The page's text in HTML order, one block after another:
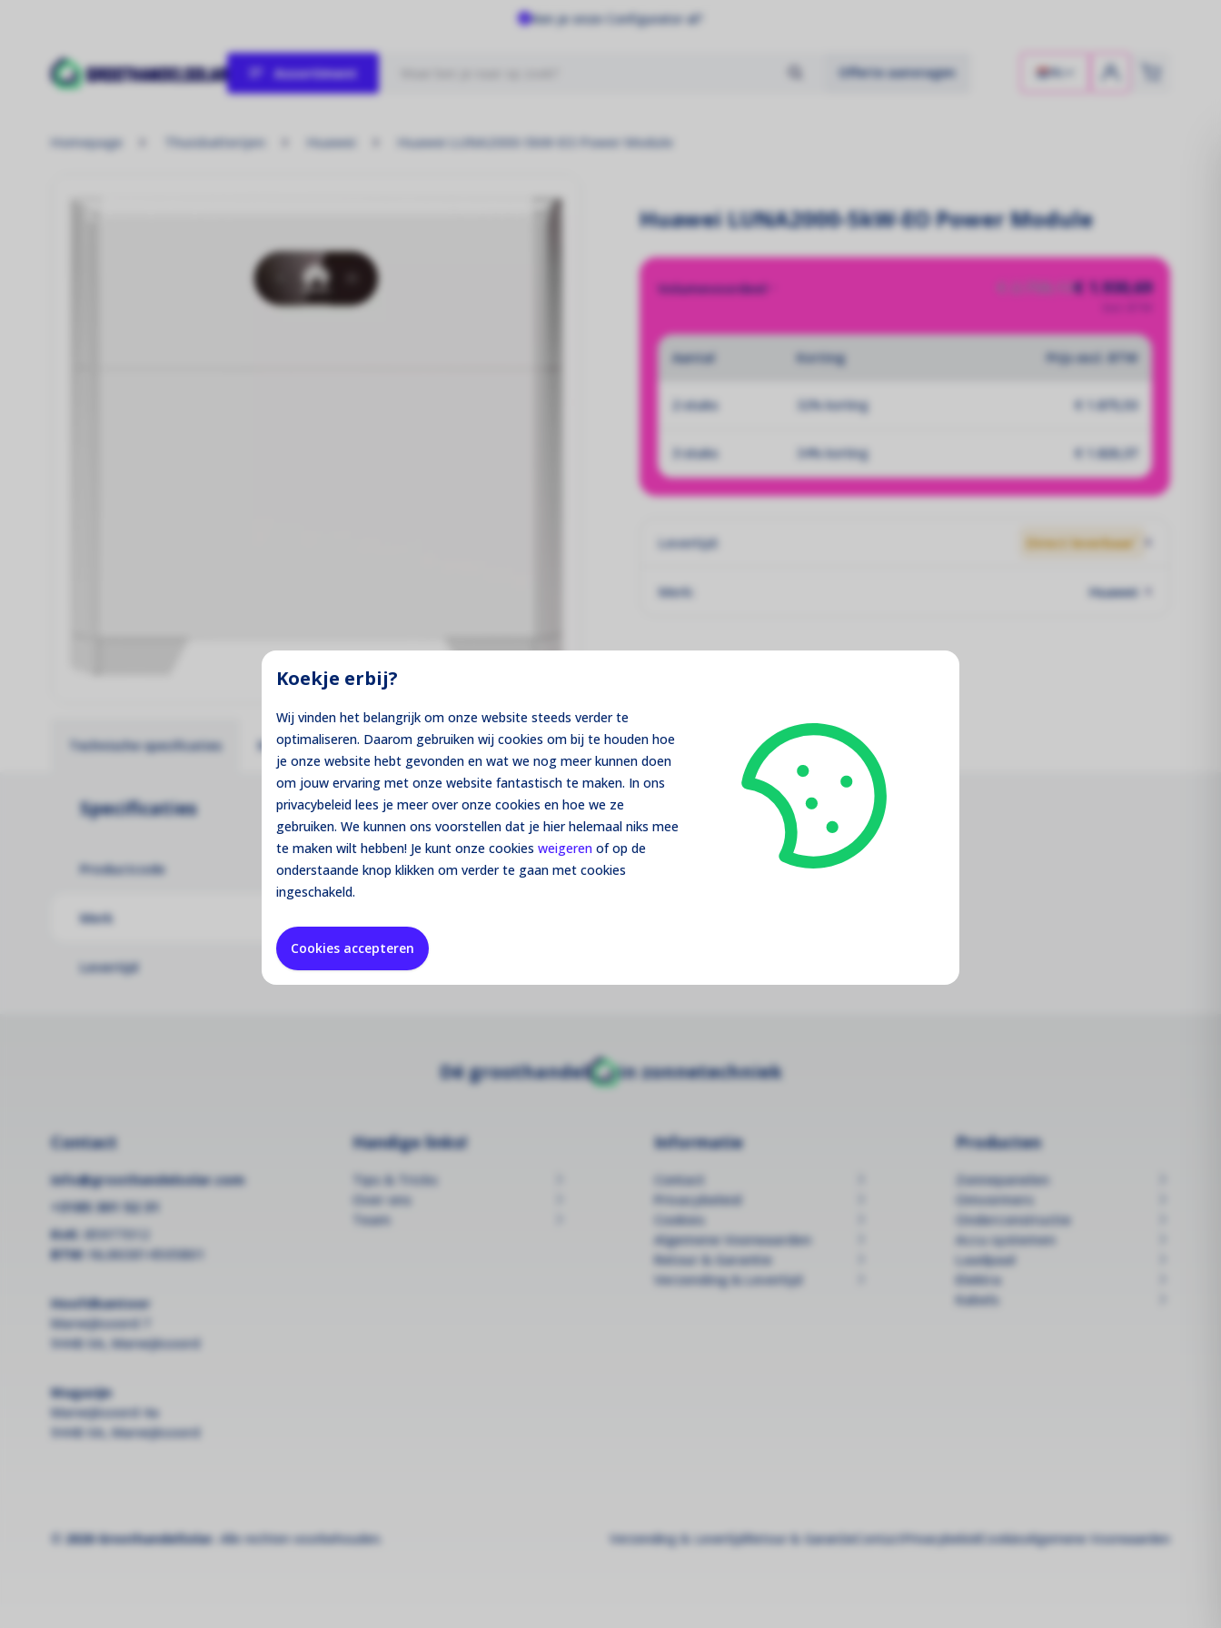
Koekje erbij?
Wij vinden het belangrijk om onze website steeds verder te
optimaliseren. Daarom gebruiken wij cookies om bij te houden hoe
je onze website hebt gevonden en wat we nog meer kunnen doen
om jouw ervaring met onze website fantastisch te maken. In ons
privacybeleid lees je meer over onze cookies en hoe we ze
gebruiken. We kunnen ons voorstellen dat je hier helemaal niks mee
te maken wilt hebben! Je kunt onze cookies weigeren of op de
onderstaande knop klikken om verder te gaan met cookies
ingeschakeld.
Cookies accepteren
Ken je onze Configurator al?
Assortiment Offerte aanvragen NL
Homepage Thuisbatterijen Huawei Huawei LUNA2000-5kW-EO Power Module
Huawei LUNA2000-5kW-EO Power Module
Volumevoordeel € 2.758,13€ 1.930,69
Aantal Korting Prijs excl. BTW
2 stuks 32% korting € 1.875,53
3 stuks 34% korting € 1.820,37
Levertijd: Direct leverbaar`
Merk: Huawei
Technische specificaties Reviews Pakket samenstellen
Specificaties
Productcode G4700-0001
Merk
Levertijd Direct leverbaar
Dé groothandel in zonnetechniek
Contact
info@groothandelsolar.com
+3185 301 52 31
KvK: 85977012
BTW: NL863814505B01
Hoofdkantoor
Marwijksoord 7
9448 XA, Marwijksoord
Magazijn
Marwijksoord 4a
9448 XA, Marwijksoord
Handige links!
Tips & Tricks
Over ons
Team
Informatie
Contact
Privacybeleid
Cookies
Algemene Voorwaarden
Retour & Garantie
Verzending & Levertijd
Producten
Zonnepanelen
Omvormers
Onderconstructie
Accu systemen
Laadpaal
Elektra
Kabels
© 2026 GroothandelSolar. Alle rechten voorbehouden. Verzending & LevertijdRetour & GarantieContactPrivacybeleidCookiesAlgemene Voorwaarden